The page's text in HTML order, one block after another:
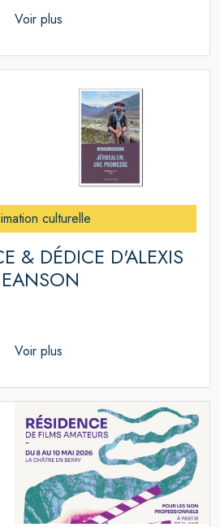
Voir plus
culturelle
& DÉDICE D'ALEXIS
Voir plus